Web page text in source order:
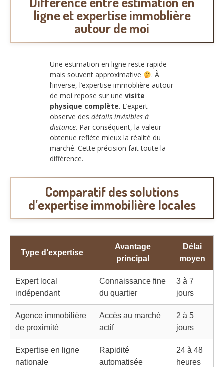
ligne et expertise immoblière
autour de moi
Une estimation en ligne reste rapide
mais souvent approximative
. À
l’inverse, l’expertise immoblière autour
de moi repose sur une visite
physique complète. L’expert
observe des détails invisibles à
distance. Par conséquent, la valeur
obtenue reflète mieux la réalité du
marché. Cette précision fait toute la
différence.
Comparatif des solutions
d’expertise immobilière locales
Type d’expertise
Avantage
principal
Délai
moyen
Expert local
indépendant
Connaissance fine
du quartier
3 à 7
jours
Agence immobilière
de proximité
Accès au marché
actif
2 à 5
jours
Expertise en ligne
nationale
Rapidité
automatisée
24 à 48
heures